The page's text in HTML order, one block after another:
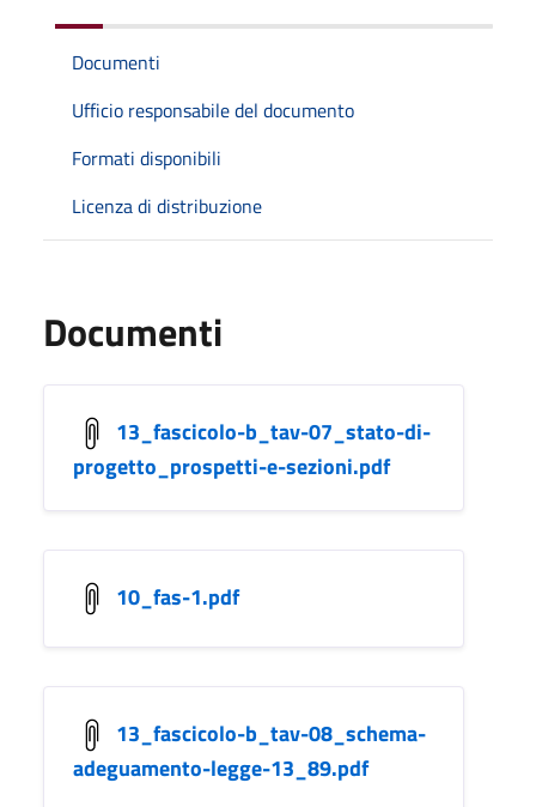
Documenti
Ufficio responsabile del documento
Formati disponibili
Licenza di distribuzione
Documenti
13_fascicolo-b_tav-07_stato-di-
progetto_prospetti-e-sezioni.pdf
10_fas-1.pdf
13_fascicolo-b_tav-08_schema-
adeguamento-legge-13_89.pdf